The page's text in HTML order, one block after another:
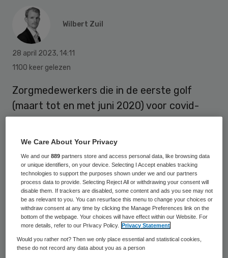
Wilbert Zuil
28 april 2023, 14:11
1100 keer gelezen
Zorgmedewerkers die in de eerste golf
(maart tot en met juni 2020) voor covid-
patiënten hebben gezorgd, door langdurige
post-covidklachten al twee jaar ziek zijn en
daardoor arbeidsongeschikt zijn geraakt,
kunnen financiële steun krijgen. Het kabinet
heeft op voordracht van minister Conny
Helder voor Langdurige Zorg en Sport
besloten dat deze groep in aanmerking
komt voor een bedrag van 15.000 euro per
persoon.
We Care About Your Privacy
We and our889 partners store and access personal data, like browsing data
or unique identifiers, on your device. Selecting I Accept enables tracking
technologies to support the purposes shown under we and our partners
process data to provide. Selecting Reject All or withdrawing your consent will
disable them. If trackers are disabled, some content and ads you see may not
be as relevant to you. You can resurface this menu to change your choices or
withdraw consent at any time by clicking the Manage Preferences link on the
bottom of the webpage. Your choices will have effect within our Website. For
more details, refer to our Privacy Policy.
Privacy Statement
Would you rather not? Then we only place essential and statistical cookies,
these do not record any data about you as a person